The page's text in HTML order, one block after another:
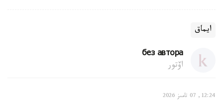
ايماق
без автора
اۆتور
12:24, 07 تامىز 2026